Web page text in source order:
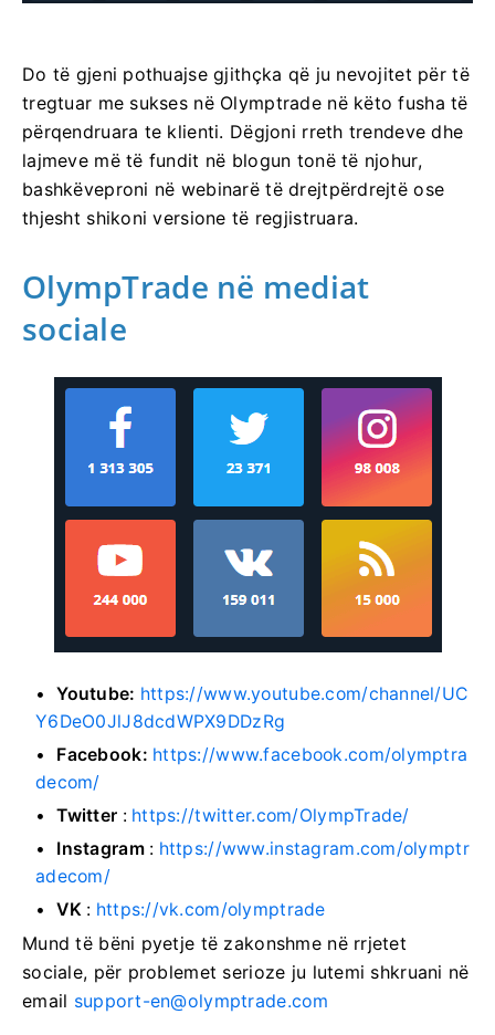
Do të gjeni pothuajse gjithçka që ju nevojitet për të
tregtuar me sukses në Olymptrade në këto fusha të
përqendruara te klienti. Dëgjoni rreth trendeve dhe
lajmeve më të fundit në blogun tonë të njohur,
bashkëveproni në webinarë të drejtpërdrejtë ose
thjesht shikoni versione të regjistruara.
OlympTrade në mediat
sociale
Youtube: https://www.youtube.com/channel/UC
Y6DeO0JlJ8dcdWPX9DDzRg
Facebook: https://www.facebook.com/olymptra
decom/
Twitter : https://twitter.com/OlympTrade/
Instagram: https://www.instagram.com/olymptr
adecom/
VK: https://vk.com/olymptrade
Mund të bëni pyetje të zakonshme në rrjetet
sociale, për problemet serioze ju lutemi shkruani në
email support-en@olymptrade.com